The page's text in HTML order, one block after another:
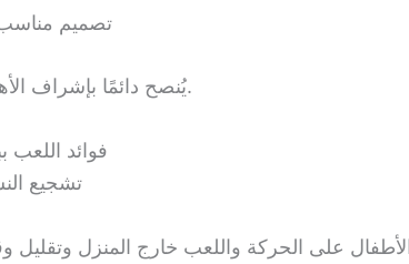
تصميم
يُنصح دائمًا بإشراف الأهل أثناء اللعب.
فوائد اللعب
1. تشجيع